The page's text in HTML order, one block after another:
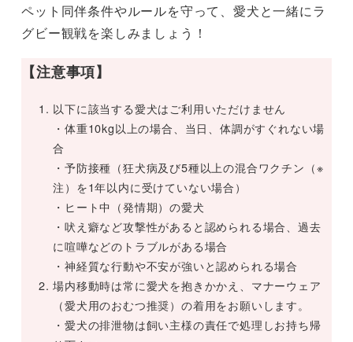
ペット同伴条件やルールを守って、愛犬と一緒にラ
グビー観戦を楽しみましょう！
【注意事項】
以下に該当する愛犬はご利用いただけません
・体重10kg以上の場合、当日、体調がすぐれない場
合
・予防接種（狂犬病及び5種以上の混合ワクチン（※
注）を1年以内に受けていない場合）
・ヒート中（発情期）の愛犬
・吠え癖など攻撃性があると認められる場合、過去
に喧嘩などのトラブルがある場合
・神経質な行動や不安が強いと認められる場合
場内移動時は常に愛犬を抱きかかえ、マナーウェア
（愛犬用のおむつ推奨）の着用をお願いします。
・愛犬の排泄物は飼い主様の責任で処理しお持ち帰